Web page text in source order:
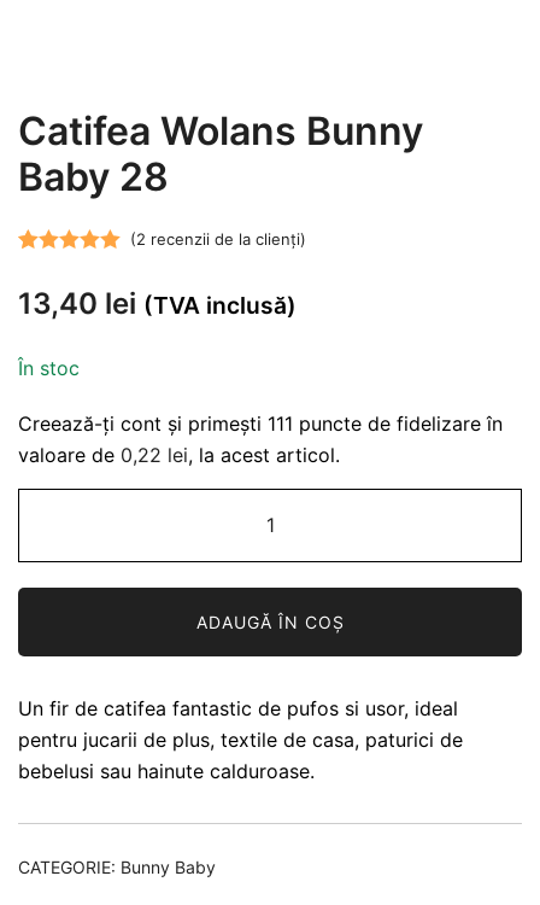
Catifea Wolans Bunny
Baby 28
5.00
din 5 pe
evaluări de la
(2 recenzii de la clienți)
13,40 lei (TVA inclusă)
În stoc
Creează-ți cont și primești 111 puncte de fidelizare în
valoare de 0,22 lei, la acest articol.
Catifea
Wolans
Baby
28
ADAUGĂ ÎN COȘ
Un fir de catifea fantastic de pufos si usor, ideal
pentru jucarii de plus, textile de casa, paturici de
bebelusi sau hainute calduroase.
CATEGORIE: Bunny Baby